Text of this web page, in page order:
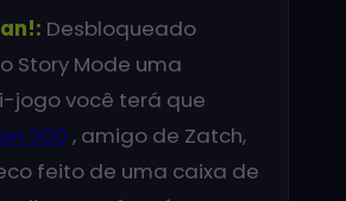
Desbloqueado
Story Mode uma
jogo você terá que
300 , amigo de Zatch,
feito de uma caixa de